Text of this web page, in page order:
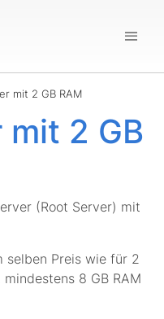
mit 2 GB RAM
2 GB
(Root Server) mit
selben Preis wie für 2
8 GB RAM